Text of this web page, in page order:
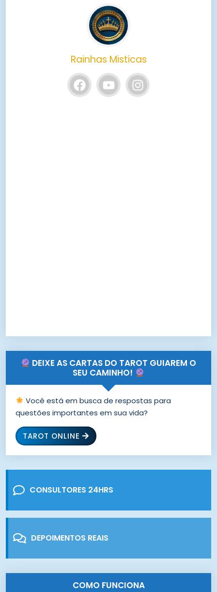
Rainhas Misticas
DEIXE AS CARTAS DO TAROT GUIAREM O
SEU CAMINHO!
Você está em busca de respostas para
questões importantes em sua vida?
TAROT ONLINE
CONSULTORES 24HRS
DEPOIMENTOS REAIS
COMO FUNCIONA